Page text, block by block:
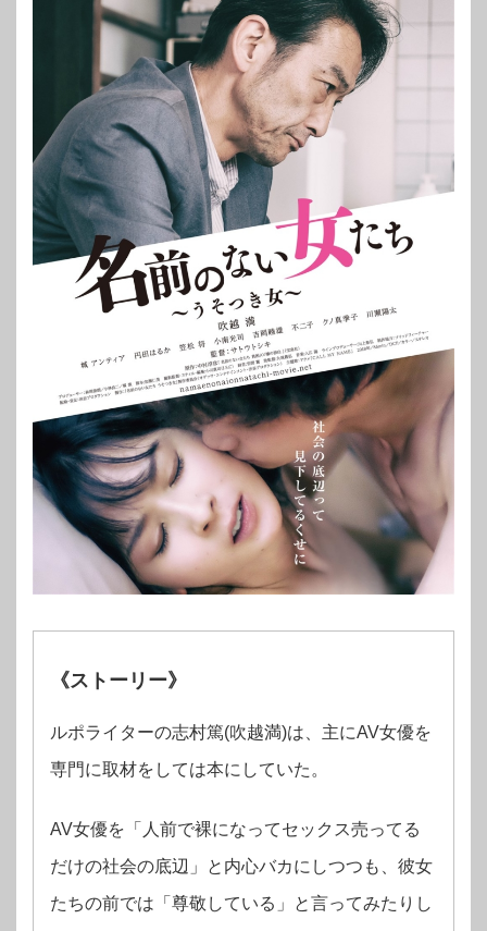
《ストーリー》
ルポライターの志村篤(吹越満)は、主にAV女優を
専門に取材をしては本にしていた。
AV女優を「人前で裸になってセックス売ってる
だけの社会の底辺」と内心バカにしつつも、彼女
たちの前では「尊敬している」と言ってみたりし